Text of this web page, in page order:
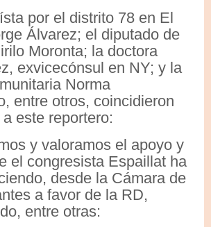
por el distrito 78 en El
Álvarez; el diputado de
Moronta; la doctora
exvicecónsul en NY; y la
Norma
entre otros, coincidieron
este reportero:
y valoramos el apoyo y
el congresista Espaillat ha
desde la Cámara de
a favor de la RD,
entre otras: